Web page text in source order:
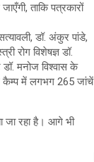
ताकि पत्रकारों
डॉ. अंकुर पांडे,
रोग विशेषज्ञ डॉ.
डॉ. मनोज विश्वास के
कैम्प में लगभग 265 जांचें
जा रहा है। आगे भी